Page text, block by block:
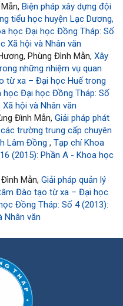
Biện pháp xây dựng đội
tiểu học huyện Lạc Dương,
học Đại học Đồng Tháp: Số
Xã hội và Nhân văn
Phùng Đình Mẫn, Xây
những nhiệm vụ quan
từ xa – Đại học Huế trong
học Đại học Đồng Tháp: Số
hội và Nhân văn
Đình Mẫn, Giải pháp phát
trường trung cấp chuyên
Lâm Đồng , Tạp chí Khoa
(2015): Phần A - Khoa học
Mẫn, Giải pháp quản lý
Đào tạo từ xa – Đại học
Đồng Tháp: Số 4 (2013):
Nhân văn